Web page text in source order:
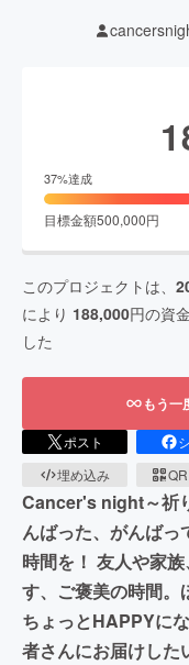
37%達成
目標金額500,000円
このプロジェクトは、
により 188,000円の資
した
もう一
ポスト
埋め込み
Cancer's night～祈
んばった、がんば
時間を！ 友人や家
す、ご褒美の時間。
ちょっとHAPPYに
者さんにお届けした